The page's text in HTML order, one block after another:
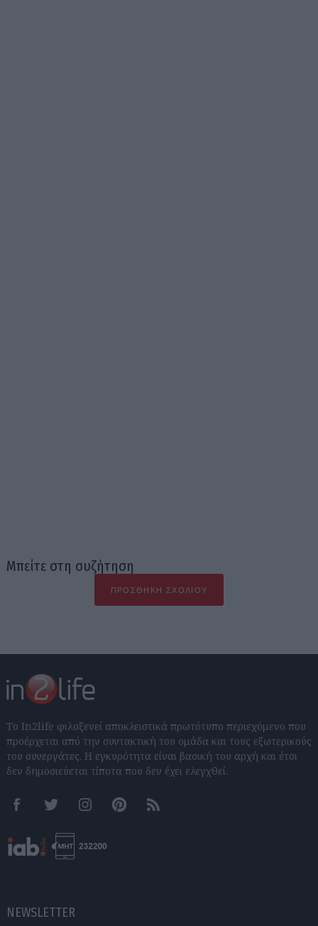
Μπείτε στη συζήτηση
ΠΡΟΣΘΉΚΗ ΣΧΟΛΊΟΥ
Το In2life φιλοξενεί αποκλειστικά πρωτότυπο περιεχόμενο που
προέρχεται από την συντακτική του ομάδα και τους εξωτερικούς
του συνεργάτες. Η εγκυρότητα είναι βασική του αρχή και έτσι
δεν δημοσιεύεται τίποτα που δεν έχει ελεγχθεί.
FacebookTwitter InstagramPinterestRSS feeds
NEWSLETTER